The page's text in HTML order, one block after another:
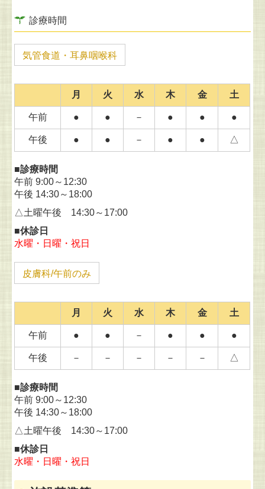
診療時間
気管食道・耳鼻咽喉科
月 火 水 木 金 土
午前 ● ● － ● ● ●
午後 ● ● － ● ● △
■診療時間
午前 9:00～12:30
午後 14:30～18:00
△土曜午後 14:30～17:00
■休診日
水曜・日曜・祝日
皮膚科/午前のみ
月 火 水 木 金 土
午前 ● ● － ● ● ●
午後 － － － － － △
■診療時間
午前 9:00～12:30
午後 14:30～18:00
△土曜午後 14:30～17:00
■休診日
水曜・日曜・祝日